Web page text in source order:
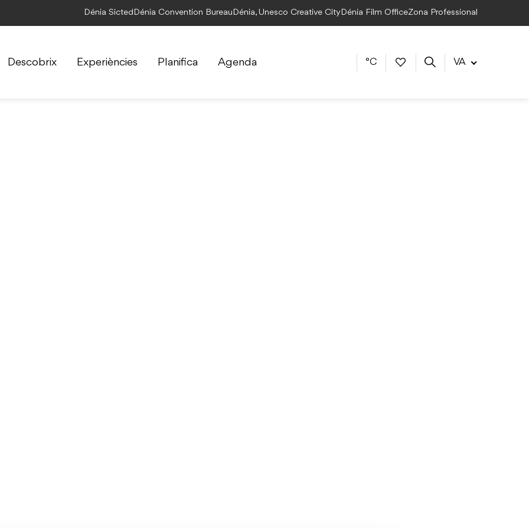
Dénia Sicted Dénia Convention Bureau Dénia, Unesco Creative CityDénia Film OfficeZona Professional
Descobrix Experiències Planifica Agenda °C VA